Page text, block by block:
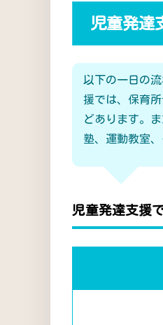
児童発達
以下の一日の
援では、保育
どあります。
塾、運動教室
児童発達支援